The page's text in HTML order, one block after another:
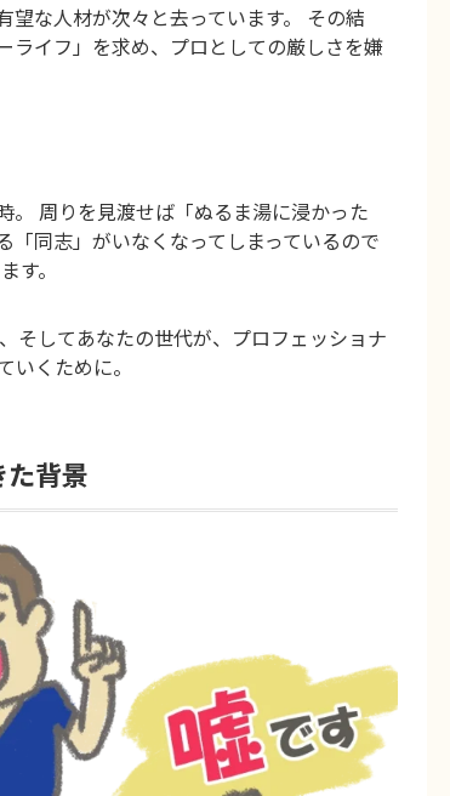
な人材が次々と去っています。 その結
ライフ」を求め、プロとしての厳しさを嫌
。 周りを見渡せば「ぬるま湯に浸かった
同志」がいなくなってしまっているので
す。
そしてあなたの世代が、プロフェッショナ
くために。
た背景